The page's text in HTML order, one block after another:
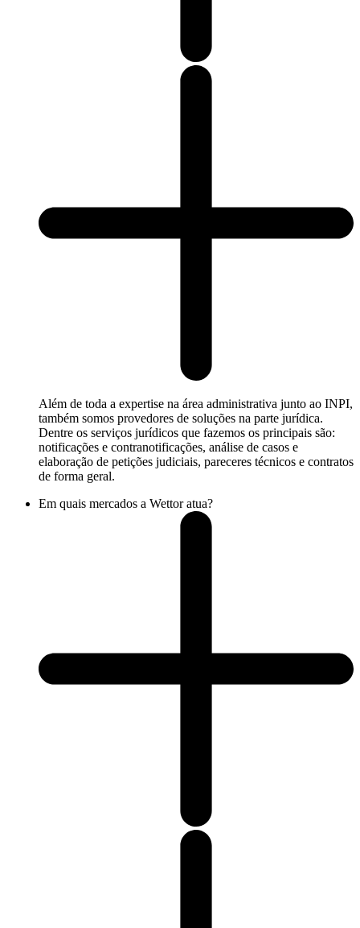
Além de toda a expertise na área administrativa junto ao INPI,
também somos provedores de soluções na parte jurídica.
Dentre os serviços jurídicos que fazemos os principais são:
notificações e contranotificações, análise de casos e
elaboração de petições judiciais, pareceres técnicos e contratos
de forma geral.
Em quais mercados a Wettor atua?